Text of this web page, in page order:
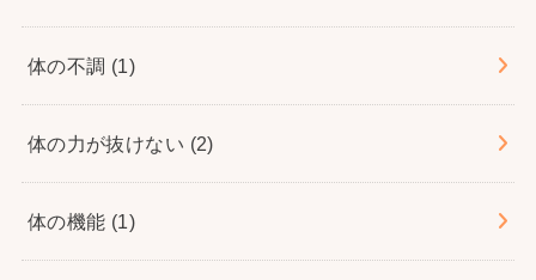
体の不調 (1)
体の力が抜けない (2)
体の機能 (1)